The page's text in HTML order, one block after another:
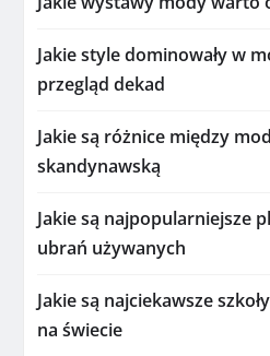
Jakie style dominowały w
przegląd dekad
Jakie są różnice między
skandynawską
Jakie są najpopularniejsze
ubrań używanych
Jakie są najciekawsze
na świecie